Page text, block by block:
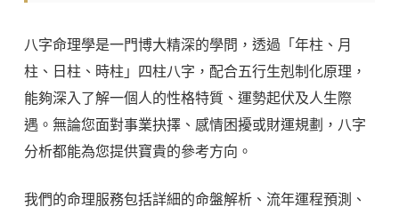
八字命理學是一門博大精深的學問，透過「年柱、月
柱、日柱、時柱」四柱八字，配合五行生剋制化原理，
能夠深入了解一個人的性格特質、運勢起伏及人生際
遇。無論您面對事業抉擇、感情困擾或財運規劃，八字
分析都能為您提供寶貴的參考方向。
我們的命理服務包括詳細的命盤解析、流年運程預測、